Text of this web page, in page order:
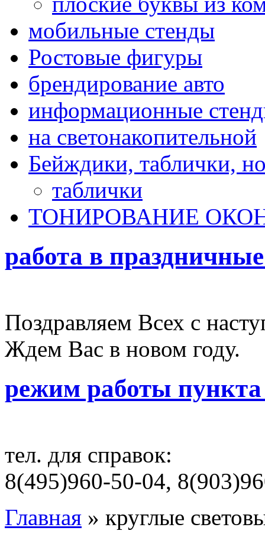
мобильные стенды
Ростовые фигуры
брендирование авто
информационные
на светонакопительной
Бейждики, таблички,
таблички
ТОНИРОВАНИЕ
работа в
Поздравляем Всех с
Ждем Вас в новом году.
режим работы пункта
тел. для справок:
8(495)960-50-04,
Главная » круглые